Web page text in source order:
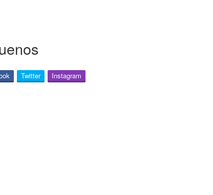
Twitter Instagram